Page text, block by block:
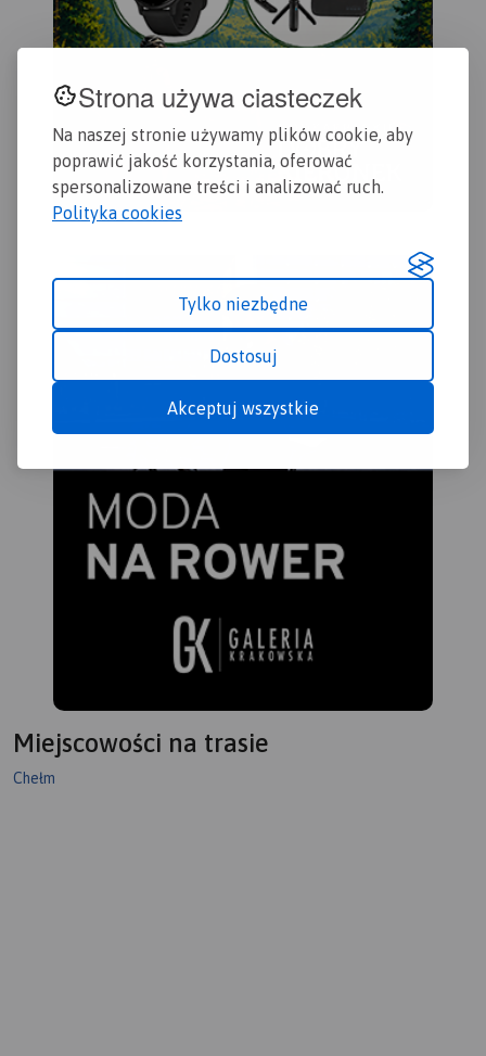
Strona używa ciasteczek
Na naszej stronie używamy plików cookie, aby
poprawić jakość korzystania, oferować
spersonalizowane treści i analizować ruch.
Polityka cookies
Tylko niezbędne
Dostosuj
Akceptuj wszystkie
Miejscowości na trasie
Chełm